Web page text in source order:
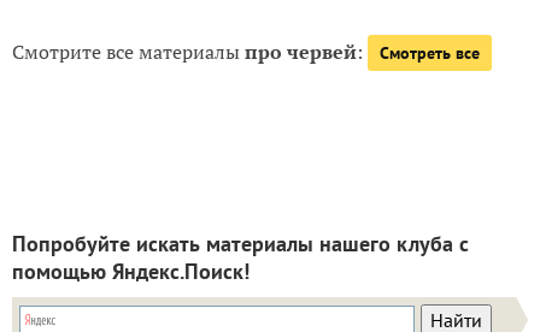
Смотрите все материалыпро червей: Смотреть все
Попробуйте искать материалы нашего клуба с
помощью Яндекс.Поиск!